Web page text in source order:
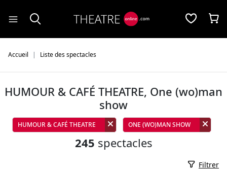
Accueil Liste des spectacles
HUMOUR & CAFÉ THEATRE, One (wo)man
show
HUMOUR & CAFÉ THEATRE ONE (WO)MAN SHOW
245 spectacles
Filtrer